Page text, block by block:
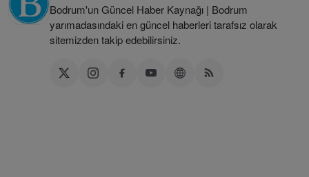
Bodrum'un Güncel Haber Kaynağı | Bodrum
yarımadasındaki en güncel haberleri tarafsız olarak
sitemizden takip edebilirsiniz.